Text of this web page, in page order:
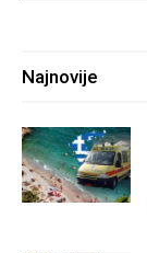
Najnovije